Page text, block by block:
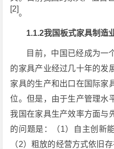
[2]。
1.1.2我国板式家具制造
目前，中国已经成为一
的家具产业经过几十年的发
家具的生产和出口在国际家
位。但是，由于生产管理水
我国在家具生产效率方面与
的问题是：（1）自主创新
（2）粗放的经营方式依旧